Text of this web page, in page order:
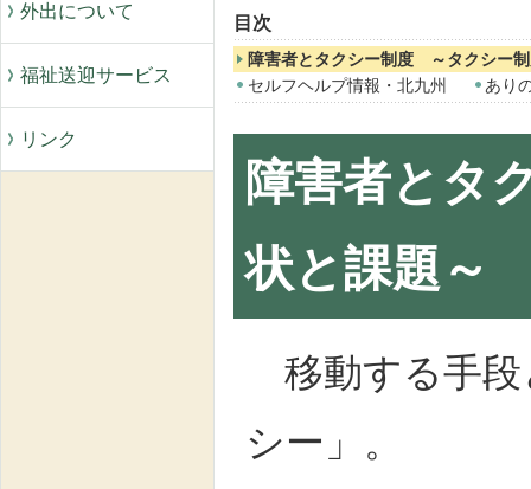
外出について
福祉送迎サービス
リンク
目次
障害者とタクシー制度 ～タクシー
セルフヘルプ情報・北九州
あり
障害者とタ
状と課題～
移動する手段
シー」。